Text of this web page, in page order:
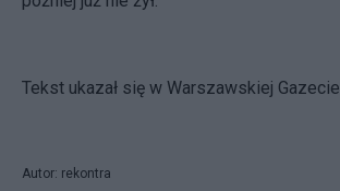
Tekst ukazał się w Warszawskiej Gazecie
Autor: rekontra